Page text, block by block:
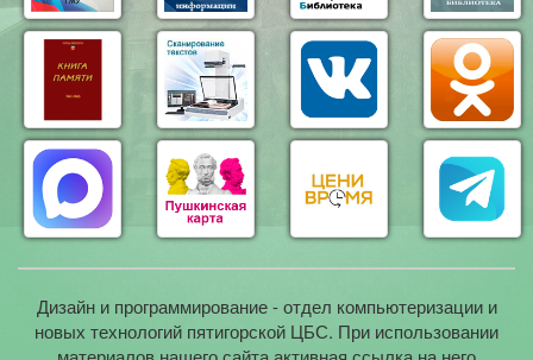
Дизайн и программирование - отдел компьютеризации и
новых технологий пятигорской ЦБС. При использовании